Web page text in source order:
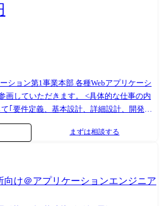
フラ: オンプレミス (RHEL 400台超), AWS,
Rancher Desktop, Git, Claude Code
業本部 各種Webアプリケーシ
だきます。 <具体的な仕事の内
｢要件定義、基本設計、詳細設計、開発」
ただきます。 キャリアパスに合わせて、将
をご担当頂く想定です。 ●全体の約
発プロジェクトの多くがリモートワークを
ており、ワークライフバランスも保ちやす
の実施はハイブリットも含みます。 【主
まずは相談する
向け＠アプリケーションエンジニア